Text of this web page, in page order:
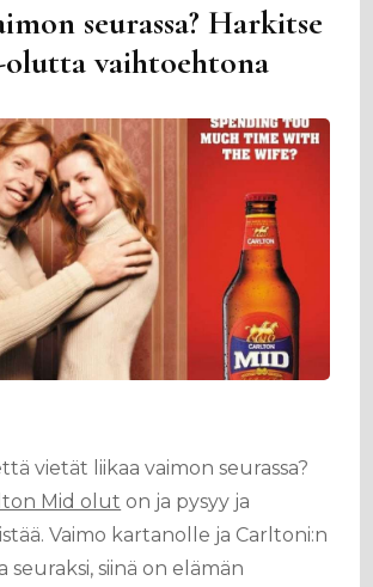
seurassa? Harkitse
vaihtoehtona
vietät liikaa vaimon seurassa?
Mid olut on ja pysyy ja
Vaimo kartanolle ja Carltoni:n
seuraksi, siinä on elämän